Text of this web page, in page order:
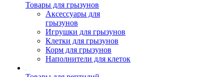
Товары для грызунов
Аксессуары для
грызунов
Игрушки для грызунов
Клетки для грызунов
Корм для грызунов
Наполнители для клеток